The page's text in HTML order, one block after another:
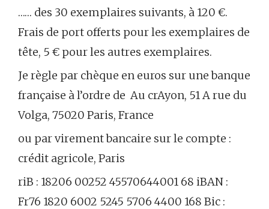
…… des 30 exemplaires suivants, à 120 €.
Frais de port offerts pour les exemplaires de
tête, 5 € pour les autres exemplaires.
Je règle par chèque en euros sur une banque
française à l’ordre de Au crAyon, 51 A rue du
Volga, 75020 Paris, France
ou par virement bancaire sur le compte :
crédit agricole, Paris
riB : 18206 00252 45570644001 68 iBAN :
Fr76 1820 6002 5245 5706 4400 168 Bic :